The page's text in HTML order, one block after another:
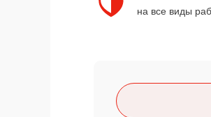
на все виды